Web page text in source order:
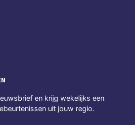
en krijg wekelijks een
uit jouw regio.